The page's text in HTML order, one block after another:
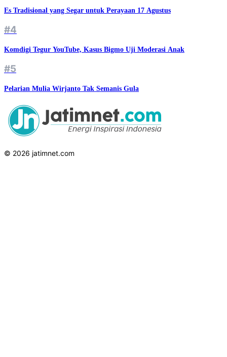
Es Tradisional yang Segar untuk Perayaan 17 Agustus
#4
Komdigi Tegur YouTube, Kasus Bigmo Uji Moderasi Anak
#5
Pelarian Mulia Wirjanto Tak Semanis Gula
© 2026 jatimnet.com